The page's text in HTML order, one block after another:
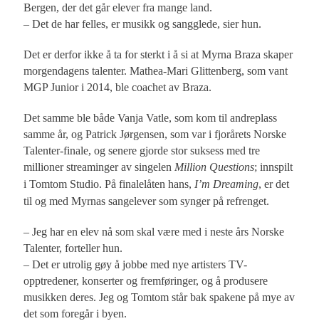
Bergen, der det går elever fra mange land.
– Det de har felles, er musikk og sangglede, sier hun.
Det er derfor ikke å ta for sterkt i å si at Myrna Braza skaper
morgendagens talenter. Mathea-Mari Glittenberg, som vant
MGP Junior i 2014, ble coachet av Braza.
Det samme ble både Vanja Vatle, som kom til andreplass
samme år, og Patrick Jørgensen, som var i fjorårets Norske
Talenter-finale, og senere gjorde stor suksess med tre
millioner streaminger av singelen Million Questions; innspilt
i Tomtom Studio. På finalelåten hans, I’m Dreaming, er det
til og med Myrnas sangelever som synger på refrenget.
– Jeg har en elev nå som skal være med i neste års Norske
Talenter, forteller hun.
– Det er utrolig gøy å jobbe med nye artisters TV-
opptredener, konserter og fremføringer, og å produsere
musikken deres. Jeg og Tomtom står bak spakene på mye av
det som foregår i byen.